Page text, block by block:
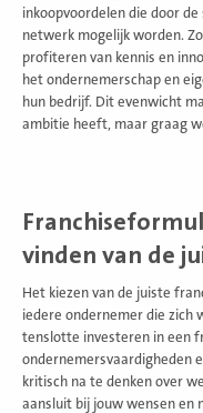
inkoopvoordelen die door
netwerk mogelijk worden.
profiteren van kennis en
het ondernemerschap en
hun bedrijf. Dit evenwicht
ambitie heeft, maar graag
vinden van de
Het kiezen van de juiste
iedere ondernemer die zich
tenslotte investeren in een
ondernemersvaardigheden
kritisch na te denken over
aansluit bij jouw wensen en